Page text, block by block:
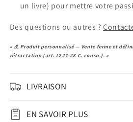
un livre) pour mettre votre
Des questions ou autres ?
« ⚠️ Produit personnalisé — Vente ferme et
rétractation (art. L221-28 C. conso.). »
LIVRAISON
EN SAVOIR PLUS